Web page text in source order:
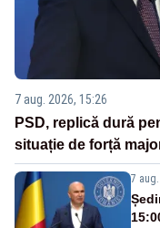
7 aug. 2026, 15:26
PSD, replică dură
situație de forță
7 aug.